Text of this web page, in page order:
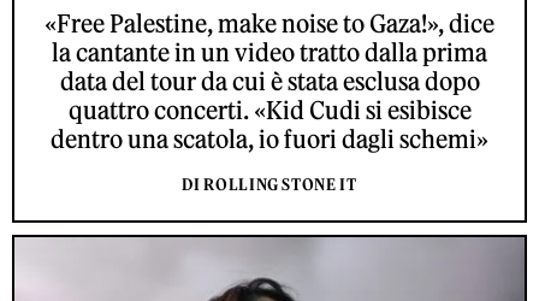
«Free Palestine, make noise to Gaza!», dice
la cantante in un video tratto dalla prima
data del tour da cui è stata esclusa dopo
quattro concerti. «Kid Cudi si esibisce
dentro una scatola, io fuori dagli schemi»
DI ROLLING STONE IT